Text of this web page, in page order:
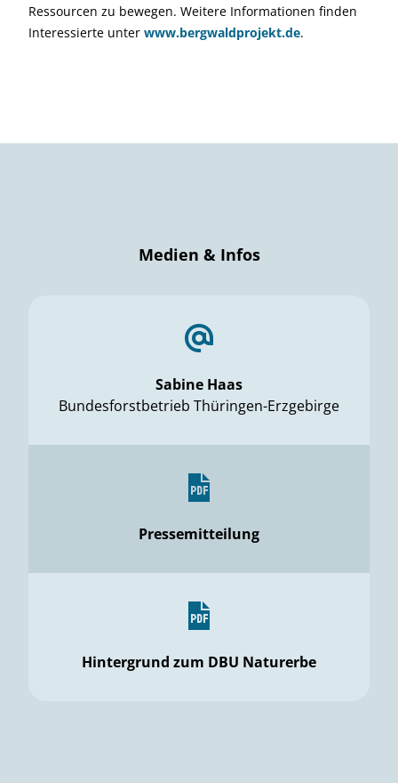
Ressourcen zu bewegen. Weitere Informationen finden
Interessierte unter www.bergwaldprojekt.de.
Medien & Infos
Sabine Haas
Bundesforstbetrieb Thüringen-Erzgebirge
Pressemitteilung
Hintergrund zum DBU Naturerbe